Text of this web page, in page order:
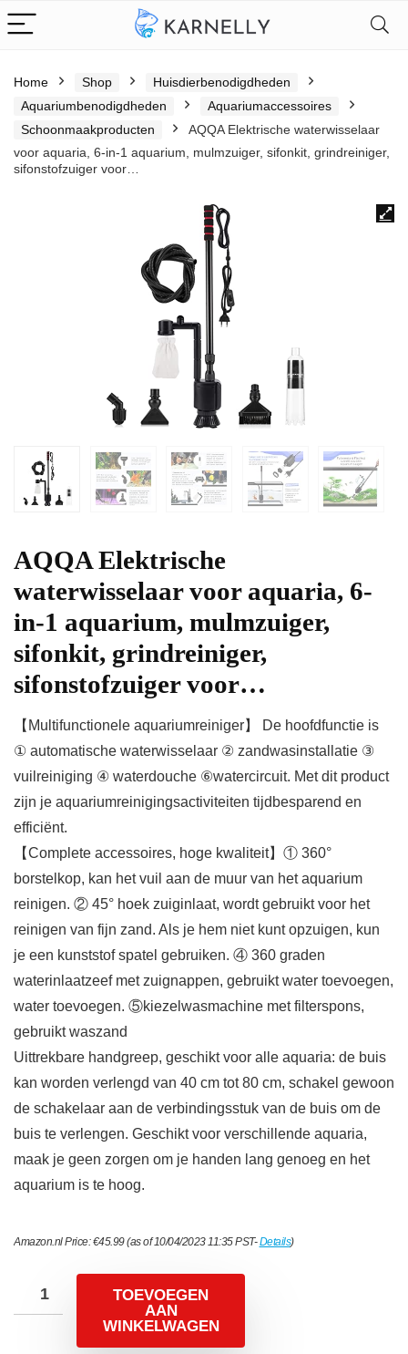
Home Shop
Huisdierbenodigdheden
Aquariumbenodigdheden
Aquariumaccessoires
Schoonmaakproducten
AQQA Elektrische waterwisselaar
voor aquaria, 6-in-1 aquarium, mulmzuiger, sifonkit, grindreiniger,
sifonstofzuiger voor…
AQQA Elektrische
waterwisselaar voor aquaria, 6-
in-1 aquarium, mulmzuiger,
sifonkit, grindreiniger,
sifonstofzuiger voor…
【Multifunctionele aquariumreiniger】 De hoofdfunctie is
① automatische waterwisselaar ② zandwasinstallatie ③
vuilreiniging ④ waterdouche ⑥watercircuit. Met dit product
zijn je aquariumreinigingsactiviteiten tijdbesparend en
efficiënt.
【Complete accessoires, hoge kwaliteit】① 360°
borstelkop, kan het vuil aan de muur van het aquarium
reinigen. ② 45° hoek zuiginlaat, wordt gebruikt voor het
reinigen van fijn zand. Als je hem niet kunt opzuigen, kun
je een kunststof spatel gebruiken. ④ 360 graden
waterinlaatzeef met zuignappen, gebruikt water toevoegen,
water toevoegen. ⑤kiezelwasmachine met filterspons,
gebruikt waszand
Uittrekbare handgreep, geschikt voor alle aquaria: de buis
kan worden verlengd van 40 cm tot 80 cm, schakel gewoon
de schakelaar aan de verbindingsstuk van de buis om de
buis te verlengen. Geschikt voor verschillende aquaria,
maak je geen zorgen om je handen lang genoeg en het
aquarium is te hoog.
Amazon.nl Price:€45.99(as of 10/04/2023 11:35 PST-Details)
TOEVOEGEN
AAN
WINKELWAGEN